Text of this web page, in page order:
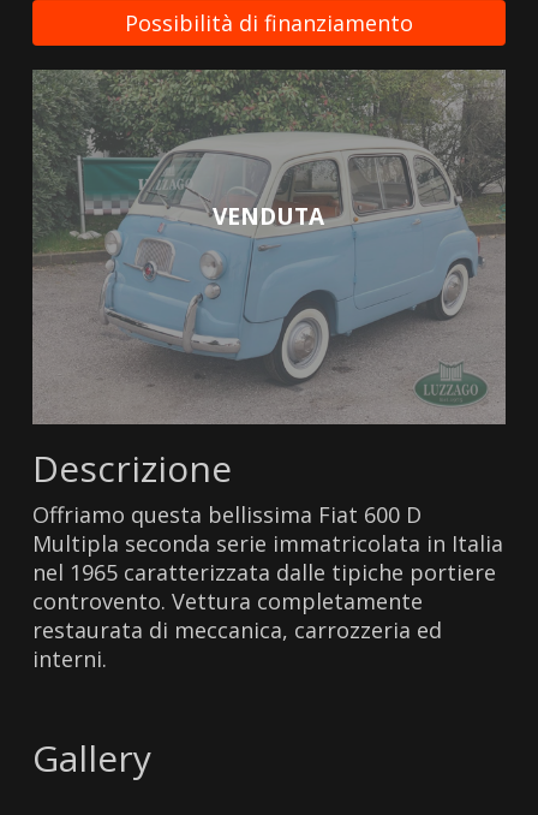
Possibilità di finanziamento
VENDUTA
Descrizione
Offriamo questa bellissima Fiat 600 D
Multipla seconda serie immatricolata in Italia
nel 1965 caratterizzata dalle tipiche portiere
controvento. Vettura completamente
restaurata di meccanica, carrozzeria ed
interni.
Gallery